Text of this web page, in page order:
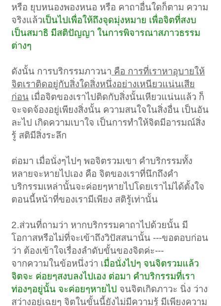
หรือ ยุบหนองพองหนอ หรือ คาถาอื่นใดก็ตาม ความ
จริงแล้วเป็นไปเพื่อให้ถึงจุดมุ่งหมาย เพื่อจิตที่สงบ
เป็นสมาธิ มีสติปัญญา ในการพิจารณาสภาวธรรม
ต่างๆ
ดังนั้น การบริกรรมภาวนา คือ การที่เราหาอุบายให้
จิตเราติดอยู่กับสิ่งใดสิ่งหนึ่งอย่างเหนียวแน่นเสีย
ก่อน เมื่อจิตของเราไปติดกับสิ่งนั้นเหียวแน่นแล้ว ก็
จะจดจ้องอยู่เพียงสิ่งนั้น ความสนใจในสิ่งอื่น เป็นอัน
ละไป เกิดความเบาใจ เป็นการทำให้จิตมีอารมณ์สิ่ง
รู้ สติมีสิ่งระลึก
ต่อมา เมื่อนั่งๆไปๆ พอจิตรวมเขา คำบริกรรมทั้ง
หลายจะหายไปเอง คือ จิตของเราที่นึกถึงคำ
บริกรรมเหล่านั้นจะค่อยๆหายไปโดยเราไม่ได้ตั้งใจ
ตอนนี้หน้าที่ของเรามีเพียง สติรู้เท่านั้น
2.ส่วนที่ถามว่า หากบริกรรมคาถาไปด้วยนั้น มี
โอกาสหรือไม่ที่จะเข้าถึงวิปัสสนานั้น ---ขอตอบก่อน
ว่า ต้องเข้าใจเรื่องลำดับขั้นของจิตค่ะ---
จากความในข้อหนึ่งว่า เมื่อนั่งไปๆ จนจิตรวมแล้ว
จิตจะ ค่อยๆสงบลงไปเอง ต่อมา คำบริกรรมที่เรา
ท่องๆอยู่นั้น จะค่อยๆหายไป จนจิตเกิดภาวะ นิ่ง ว่าง
สว่างอยู่เฉยๆ จิตในขั้นนี้ยังไม่มีความรู้ มีเพียงความ